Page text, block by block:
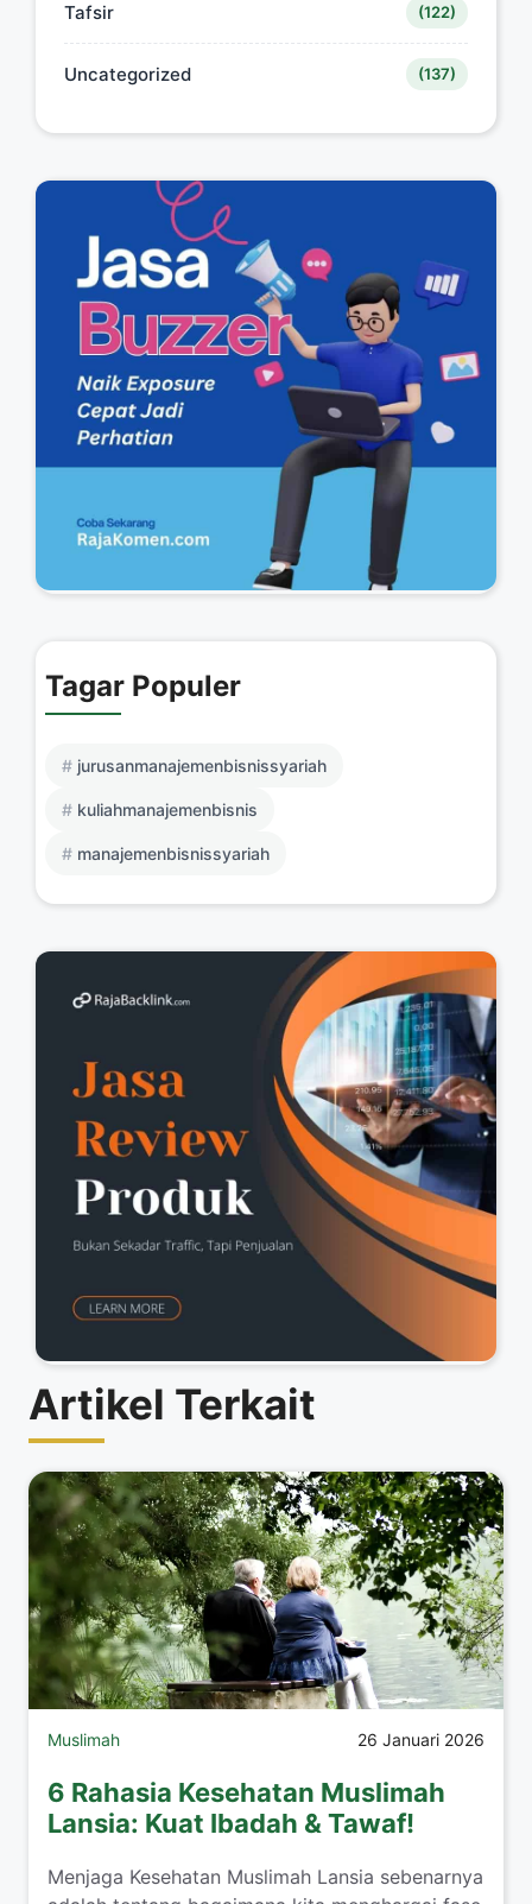
Tafsir (122)
Uncategorized (137)
Tagar Populer
jurusanmanajemenbisnissyariah
kuliahmanajemenbisnis
manajemenbisnissyariah
Artikel Terkait
Muslimah 26 Januari 2026
6 Rahasia Kesehatan Muslimah
Lansia: Kuat Ibadah & Tawaf!
​Menjaga Kesehatan Muslimah Lansia sebenarnya